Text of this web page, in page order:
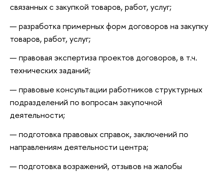
связанных с закупкой товаров, работ, услуг;
разработка примерных форм договоров на закупку
товаров, работ, услуг;
правовая экспертиза проектов договоров, в т.ч.
технических заданий;
правовые консультации работников структурных
подразделений по вопросам закупочной
деятельности;
подготовка правовых справок, заключений по
направлениям деятельности центра;
подготовка возражений, отзывов на жалобы